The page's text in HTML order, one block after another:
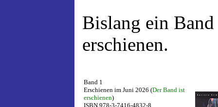
Bislang ein
erschienen.
Band 1
Erschienen im Juni 2026 (Der Band ist
erschienen)
ISBN 978-3-7416-4832-8